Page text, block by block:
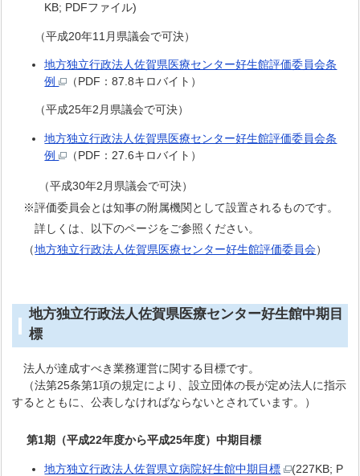
KB; PDFファイル)
（平成20年11月県議会で可決）
地方独立行政法人佐賀県医療センター好生館評価委員会条
例
（PDF：87.8キロバイト）
（平成25年2月県議会で可決）
地方独立行政法人佐賀県医療センター好生館評価委員会条
例
（PDF：27.6キロバイト）
（平成30年2月県議会で可決）
※評価委員会とは知事の附属機関として設置されるものです。
詳しくは、以下のページをご参照ください。
（地方独立行政法人佐賀県医療センター好生館評価委員会）
地方独立行政法人佐賀県医療センター好生館中期目
標
法人が達成すべき業務運営に関する目標です。
（法第25条第1項の規定により、設立団体の長が定め法人に指示
するとともに、公表しなければならないとされています。）
第1期（平成22年度から平成25年度）中期目標
地方独立行政法人佐賀県立病院好生館中期目標
(227KB; P